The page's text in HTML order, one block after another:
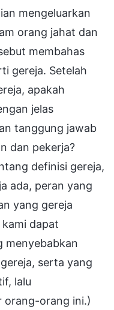
mengeluarkan
orang jahat dan
membahas
gereja. Setelah
apakah
jelas
tanggung jawab
dan pekerja?
definisi gereja,
ada, peran yang
yang gereja
dapat
menyebabkan
serta yang
lalu
orang-orang ini.)